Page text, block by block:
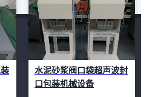
水泥砂浆阀口袋超声波封
口包装机械设备